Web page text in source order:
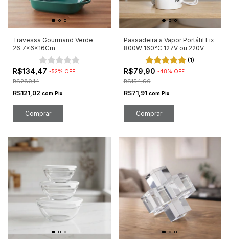
Travessa Gourmand Verde
26.7x6x16Cm
R$134,47 -52% OFF
R$280,14
R$121,02 com Pix
Passadeira a Vapor Portátil Fix
800W 160°C 127V ou 220V
(1)
R$79,90 -48% OFF
R$154,90
R$71,91 com Pix
Comprar